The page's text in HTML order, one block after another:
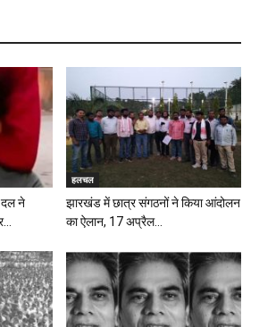
दल ने
हलचल
झारखंड में छात्र संगठनों ने किया आंदोलन
का ऐलान, 17 अप्रैल...